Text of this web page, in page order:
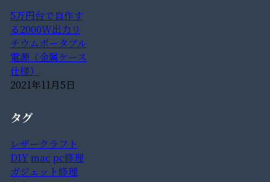
5万円台で自作す
る2000W出力リ
チウムポータブル
電源（金属ケース
仕様）
2021年11月5日
タグ
レザークラフト
DIYmac pc修理
ガジェット修理